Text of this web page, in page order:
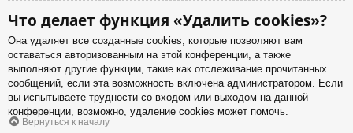
Что делает функция «Удалить cookies»?
Она удаляет все созданные cookies, которые позволяют вам
оставаться авторизованным на этой конференции, а также
выполняют другие функции, такие как отслеживание прочитанных
сообщений, если эта возможность включена администратором. Если
вы испытываете трудности со входом или выходом на данной
конференции, возможно, удаление cookies может помочь.
Вернуться к началу